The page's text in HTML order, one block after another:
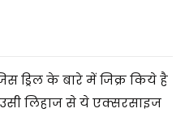
ड्रिल के बारे में जिक्र किये है
लिहाज से ये एक्सरसाइज